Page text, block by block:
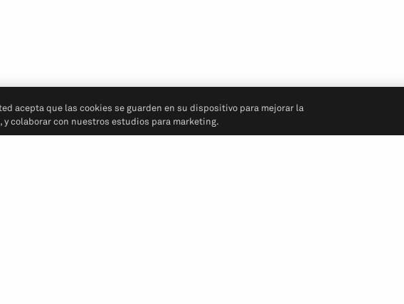
acepta que las cookies se guarden en su dispositivo para mejorar la
colaborar con nuestros estudios para marketing.